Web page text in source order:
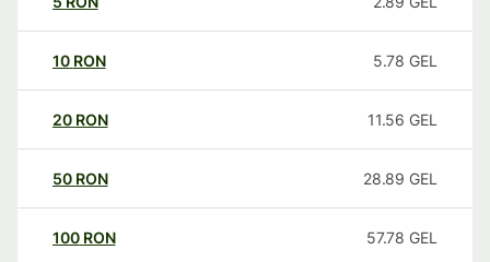
10 RON 5.78 GEL
20 RON 11.56 GEL
50 RON 28.89 GEL
100 RON 57.78 GEL